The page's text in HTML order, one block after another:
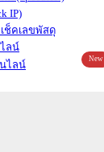
IP)
เช็คเลขพัสดุ
ลน์
ไลน์
New